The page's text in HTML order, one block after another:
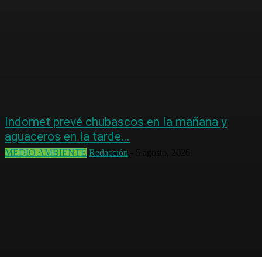
Indomet prevé chubascos en la mañana y
aguaceros en la tarde...
MEDIO AMBIENTE Redacción